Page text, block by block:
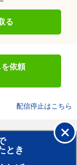
る
依頼
配信停止はこちら
とき